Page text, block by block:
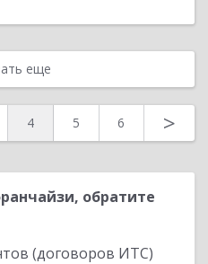
еще
4 5 6 >
обратите
(договоров ИТС)